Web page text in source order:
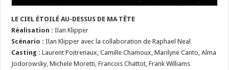
LE CIEL ÉTOILÉ AU-DESSUS DE MA TÊTE
Réalisation :Ilan Klipper
Scénario :Ilan Klipper avec la collaboration de Raphael Neal
Casting :Laurent Poitrenaux, Camille Chamoux, Marilyne Canto, Alma
Jodorowsky, Michele Moretti, Francois Chattot, Frank Williams